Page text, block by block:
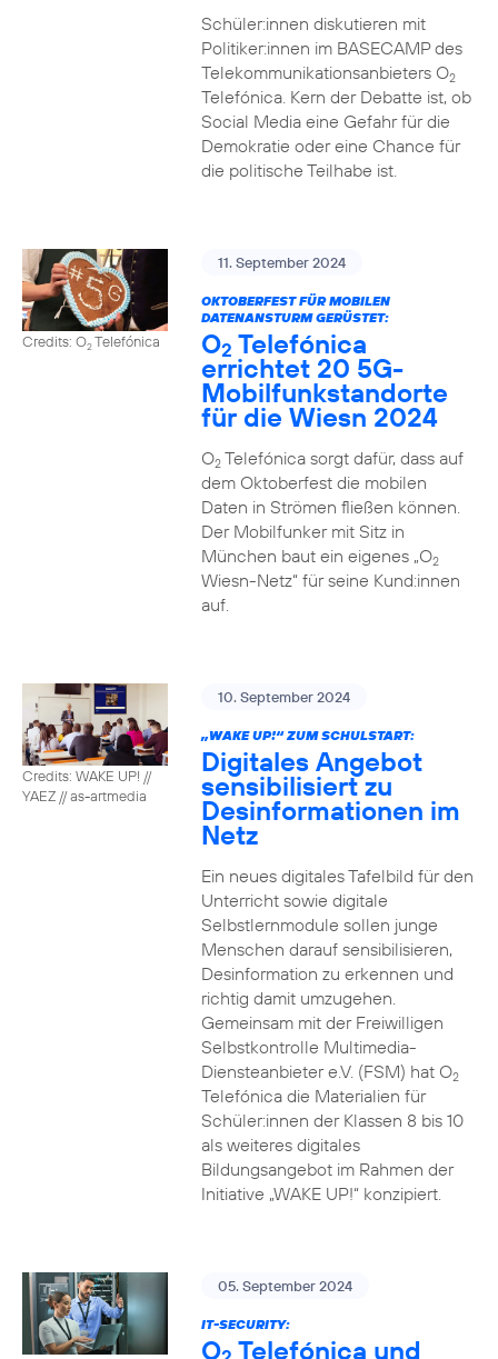
Schüler:innen diskutieren mit
Politiker:innen im BASECAMP des
Telekommunikationsanbieters O2
Telefónica. Kern der Debatte ist, ob
Social Media eine Gefahr für die
Demokratie oder eine Chance für
die politische Teilhabe ist.
Credits: O2Telefónica
11. September 2024
OKTOBERFEST FÜR MOBILEN
DATENANSTURM GERÜSTET:
O2 Telefónica
errichtet 20 5G-
Mobilfunkstandorte
für die Wiesn 2024
O2Telefónica sorgt dafür, dass auf
dem Oktoberfest die mobilen
Daten in Strömen fließen können.
Der Mobilfunker mit Sitz in
München baut ein eigenes „O2
Wiesn-Netz“ für seine Kund:innen
auf.
Credits: WAKE UP! //
YAEZ // as-artmedia
10. September 2024
„WAKE UP!“ ZUM SCHULSTART:
Digitales Angebot
sensibilisiert zu
Desinformationen im
Netz
Ein neues digitales Tafelbild für den
Unterricht sowie digitale
Selbstlernmodule sollen junge
Menschen darauf sensibilisieren,
Desinformation zu erkennen und
richtig damit umzugehen.
Gemeinsam mit der Freiwilligen
Selbstkontrolle Multimedia-
Diensteanbieter e.V. (FSM) hat O2
Telefónica die Materialien für
Schüler:innen der Klassen 8 bis 10
als weiteres digitales
Bildungsangebot im Rahmen der
Initiative „WAKE UP!“ konzipiert.
05. September 2024
IT-SECURITY:
O Telefónica und